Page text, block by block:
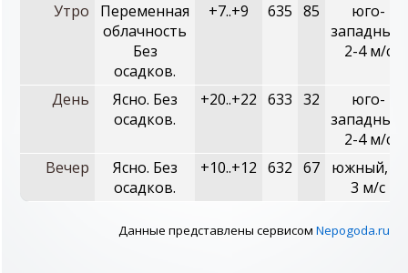
Утро
Переменная
облачность
Без
осадков.
+7..+9 635 85
юго-
западный,
2-4 м/с
День
Ясно. Без
осадков.
+20..+22 633 32
юго-
западный,
2-4 м/с
Вечер
Ясно. Без
осадков.
+10..+12 632 67
южный, 1-
3 м/с
Данные представлены сервисом Nepogoda.ru